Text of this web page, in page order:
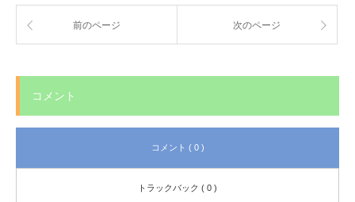
前のページ 次のページ
コメント
コメント ( 0 )
トラックバック ( 0 )